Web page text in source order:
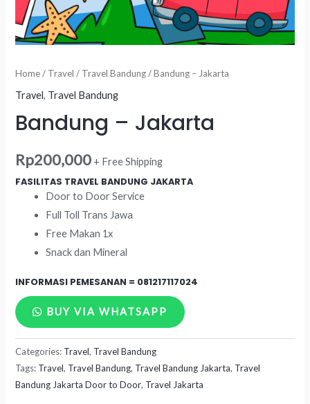
Home/ Travel / Travel Bandung/ Bandung – Jakarta
Travel, Travel Bandung
Bandung – Jakarta
Rp200,000 + Free Shipping
FASILITAS TRAVEL BANDUNG JAKARTA
Door to Door Service
Full Toll Trans Jawa
Free Makan 1x
Snack dan Mineral
INFORMASI PEMESANAN = 081217117024
BUY VIA WHATSAPP
Bandung
-
Jakarta
quantity
Categories: Travel, Travel Bandung
Tags: Travel, Travel Bandung, Travel Bandung Jakarta, Travel
Bandung Jakarta Door to Door, Travel Jakarta